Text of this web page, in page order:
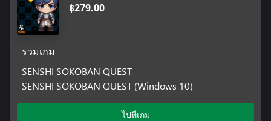
฿279.00
รวมเกม
SENSHI SOKOBAN QUEST
SENSHI SOKOBAN QUEST (Windows 10)
ไปที่เกม